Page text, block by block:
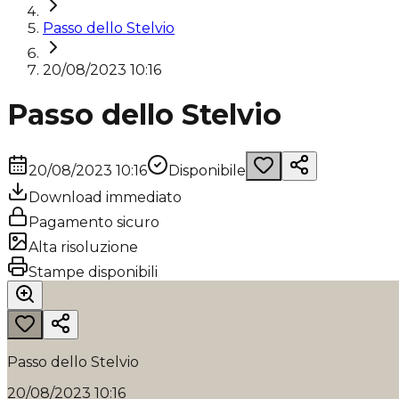
Passo dello Stelvio
20/08/2023 10:16
Passo dello Stelvio
20/08/2023 10:16
Disponibile
Download immediato
Pagamento sicuro
Alta risoluzione
Stampe disponibili
Passo dello Stelvio
20/08/2023 10:16